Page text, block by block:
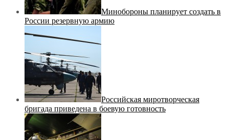
Минобороны планирует создать в
России резервную армию
Российская миротворческая
бригада приведена в боевую готовность